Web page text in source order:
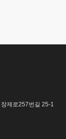
제로257번길 25-1